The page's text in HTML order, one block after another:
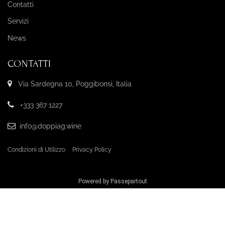
Contatti
Servizi
News
CONTATTI
Via Sardegna 10, Poggibonsi, Italia
+333 367 1227
info@doppiag.wine
Condizioni di Utilizzo Privacy Policy
Powered by Passepartout